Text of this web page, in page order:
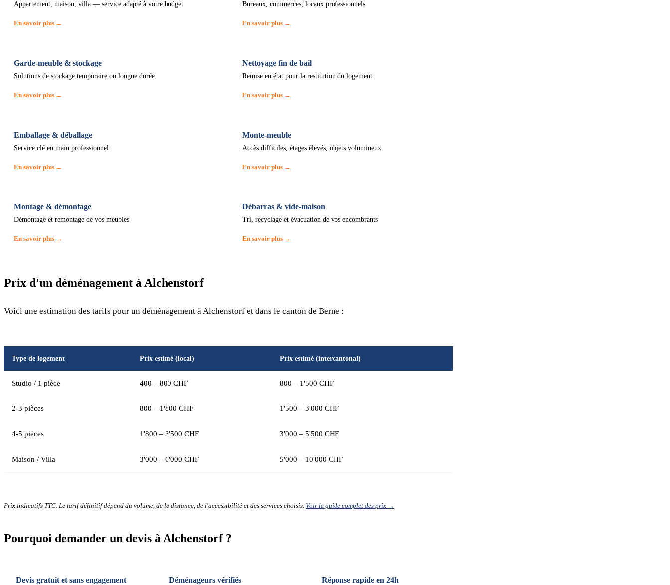
Appartement, maison, villa — service adapté à votre budget
En savoir plus →
Bureaux, commerces, locaux professionnels
En savoir plus →
Garde-meuble & stockage
Solutions de stockage temporaire ou longue durée
En savoir plus →
Nettoyage fin de bail
Remise en état pour la restitution du logement
En savoir plus →
Emballage & déballage
Service clé en main professionnel
En savoir plus →
Monte-meuble
Accès difficiles, étages élevés, objets volumineux
En savoir plus →
Montage & démontage
Démontage et remontage de vos meubles
En savoir plus →
Débarras & vide-maison
Tri, recyclage et évacuation de vos encombrants
En savoir plus →
Prix d'un déménagement à Alchenstorf
Voici une estimation des tarifs pour un déménagement à Alchenstorf et dans le canton de Berne :
Type de logement Prix estimé (local) Prix estimé (intercantonal)
Studio / 1 pièce 400 – 800 CHF 800 – 1'500 CHF
2-3 pièces 800 – 1'800 CHF 1'500 – 3'000 CHF
4-5 pièces 1'800 – 3'500 CHF 3'000 – 5'500 CHF
Maison / Villa 3'000 – 6'000 CHF 5'000 – 10'000 CHF
Prix indicatifs TTC. Le tarif définitif dépend du volume, de la distance, de l'accessibilité et des services choisis. Voir le guide complet des prix →
Pourquoi demander un devis à Alchenstorf ?
Devis gratuit et sans engagement Déménageurs vérifiés Réponse rapide en 24h